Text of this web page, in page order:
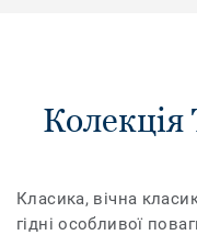
Колекція
Класика, вічна
гідні особливої